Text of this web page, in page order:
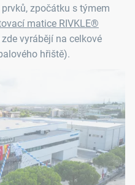
zpočátku s týmem
matice RIVKLE®
zde vyrábějí na celkové
hřiště).